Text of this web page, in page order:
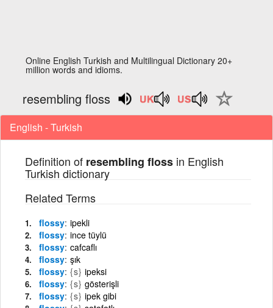
Online English Turkish and Multilingual Dictionary 20+
million words and idioms.
resembling floss
English - Turkish
Definition of resembling floss in English
Turkish dictionary
Related Terms
flossy ipekli
flossy ince tüylü
flossy cafcaflı
flossy şık
flossy {s} ipeksi
flossy {s} gösterişli
flossy {s} ipek gibi